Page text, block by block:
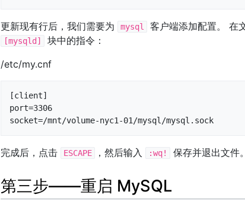
更新现有行后，我们需要为 mysql 客户端添加配置。 在
[mysqld]
块中的指令：
/etc/my.cnf
[client]
port=3306
socket=/mnt/volume-nyc1-01/mysql/mysql.sock
完成后，点击 ESCAPE ，然后输入 :wq! 保存并退出文件。
第三步——重启 MySQL